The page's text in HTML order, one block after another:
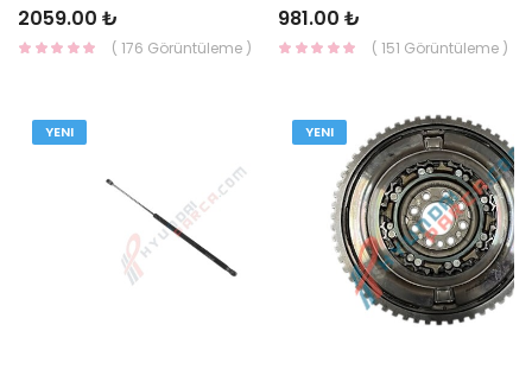
2059.00 ₺
( 176 Görüntüleme )
981.00 ₺
( 151 Görüntüleme )
YENI YENI